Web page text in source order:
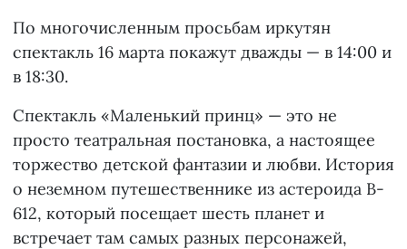
По многочисленным просьбам иркутян
спектакль 16 марта покажут дважды — в 14:00 и
в 18:30.
Спектакль «Маленький принц» — это не
просто театральная постановка, а настоящее
торжество детской фантазии и любви. История
о неземном путешественнике из астероида B-
612, который посещает шесть планет и
встречает там самых разных персонажей,